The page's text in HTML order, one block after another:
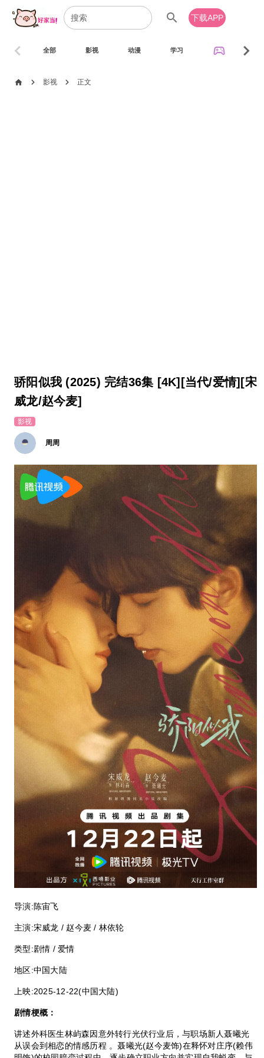
search 下载APP
全部 影视 动漫 学习 sports_esports
chevron_left chevron_right
home chevron_right 影视 chevron_right 正文
骄阳似我 (2025) 完结36集 [4K][当代/爱情][宋
威龙/赵今麦]
影视
周周
导演:陈宙飞
主演:宋威龙 / 赵今麦 / 林依轮
类型:剧情 / 爱情
地区:中国大陆
上映:2025-12-22(中国大陆)
剧情梗概：
讲述外科医生林屿森因意外转行光伏行业后，与职场新人聂曦光
从误会到相恋的情感历程 。聂曦光(赵今麦饰)在释怀对庄序(赖伟